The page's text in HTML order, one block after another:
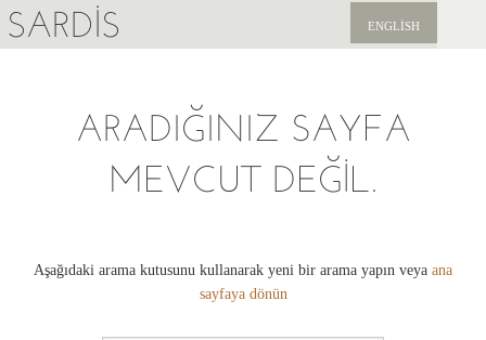
SARDIS ENGLISH
ARADIĞINIZ SAYFA
MEVCUT DEĞIL.
Aşağıdaki arama kutusunu kullanarak yeni bir arama yapın veya ana
sayfaya dönün